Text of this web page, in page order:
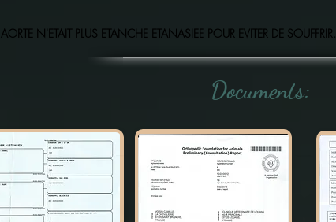
N'ETAIT PLUS ETANCHE ETANASIEE POUR EVITER DE SOUFFRIR.
Documents: